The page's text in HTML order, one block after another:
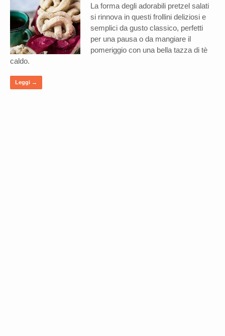
La forma degli adorabili pretzel salati
si rinnova in questi frollini deliziosi e
semplici da gusto classico, perfetti
per una pausa o da mangiare il
pomeriggio con una bella tazza di tè
caldo.
Leggi →